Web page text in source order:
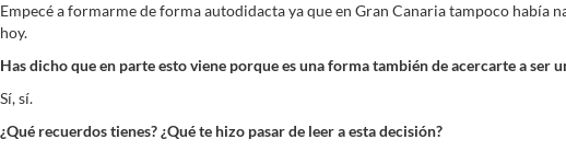
Empecé a formarme de forma autodidacta ya que en Gran Canaria tampoco había
hoy.
Has dicho que en parte esto viene porque es una forma también de acercarte a ser
Sí, sí.
¿Qué recuerdos tienes? ¿Qué te hizo pasar de leer a esta decisión?